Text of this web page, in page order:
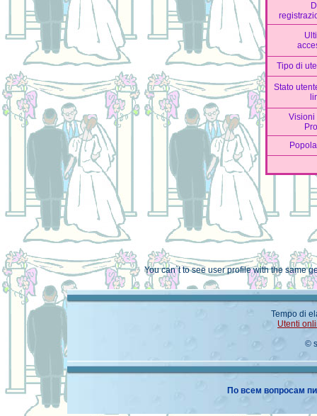
Tipo di
Stato
Visioni
You can`t to see user profile with the same
Tempo di
Utenti
©
По всем вопросам